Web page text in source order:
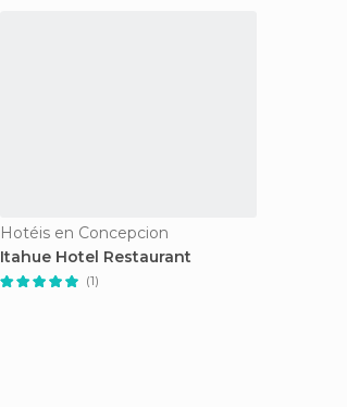
Hotéis en Concepcion
Itahue Hotel Restaurant
(1)